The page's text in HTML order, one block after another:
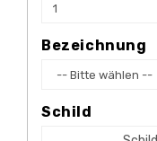
Bezeichnung
Schild